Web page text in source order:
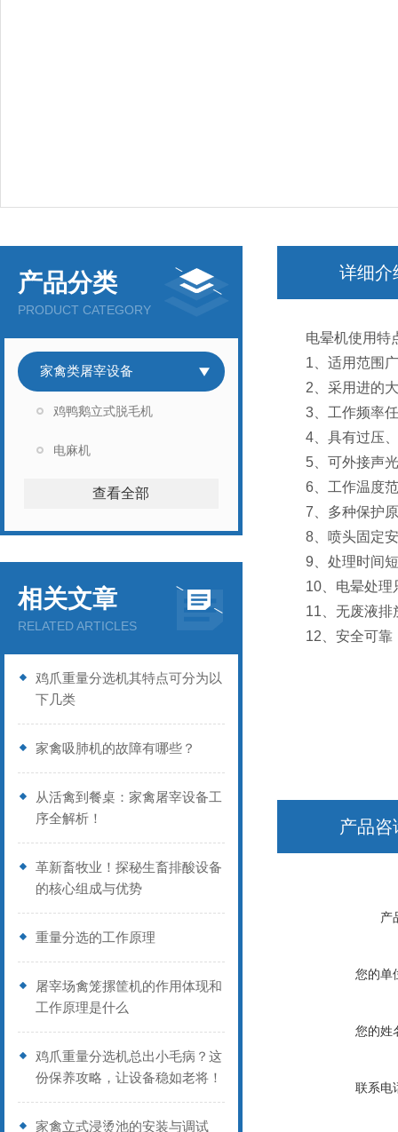
产品分类
PRODUCT CATEGORY
家禽类屠宰设备
鸡鸭鹅立式脱毛机
电麻机
查看全部
相关文章
RELATED ARTICLES
鸡爪重量分选机其特点可分为以
下几类
家禽吸肺机的故障有哪些？
从活禽到餐桌：家禽屠宰设备工
序全解析！
革新畜牧业！探秘生畜排酸设备
的核心组成与优势
重量分选的工作原理
屠宰场禽笼摞筐机的作用体现和
工作原理是什么
鸡爪重量分选机总出小毛病？这
份保养攻略，让设备稳如老将！
家禽立式浸烫池的安装与调试
详细介
电晕机使用特
1、适用范围广
2、采用进的大
3、工作频率任
4、具有过压、
5、可外接声光
6、工作温度范
7、多种保护原
8、喷头固定安
9、处理时间短
10、电晕处理只
11、无废液排
12、安全可靠：
产品咨
产
您的单
您的姓
联系电